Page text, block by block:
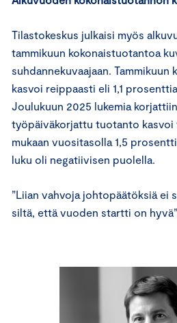
Tilastokeskus julkaisi myös
tammikuun kokonaistuotantoa
suhdannekuvaajaan.
kasvoi reippaasti eli 1,1
Joulukuun 2025 lukemia
työpäiväkorjattu tuotanto
mukaan vuositasolla 1,5
luku oli negatiivisen puolella.
”Liian vahvoja johtopäätöksiä ei
siltä, että vuoden startti on